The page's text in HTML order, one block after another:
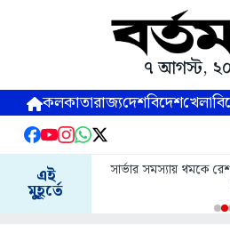
৭ আগস্ট,
কলকাতারাজ্যদেশবিদেশখেলা
এই
মুহূর্তে
সার্ভার সমস্যায় থমকে